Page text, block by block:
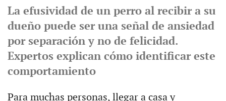
La efusividad de un perro al recibir a su
dueño puede ser una señal de ansiedad
por separación y no de felicidad.
Expertos explican cómo identificar este
comportamiento
Para muchas personas, llegar a casa y